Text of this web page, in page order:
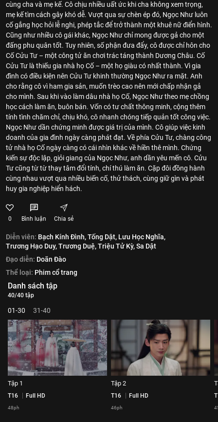
cùng cha và mẹ kế. Cô chịu nhiều uất ức khi cha không xem trọng,
mẹ kế tìm cách gây khó dễ. Vượt qua sự chèn ép đó, Ngọc Như luôn
cố gắng học hỏi lễ nghi, phép tắc để trở thành một khuê nữ điển hình.
Cũng như nhiều cô gái khác, Ngọc Như chỉ mong được gả cho một
đấng phu quân tốt. Tuy nhiên, số phận đưa đẩy, cô được chỉ hôn cho
Cố Cửu Tư – một công tử ăn chơi trác táng thành Dương Châu. Cố
Cửu Tư là thiếu gia nhà họ Cố – một họ giàu có nhất thành. Vì gia
đình có điều kiện nên Cửu Tư khinh thường Ngọc Như ra mặt. Anh
cho rằng cô vì ham gia sản, muốn trèo cao nên mới chấp nhận gả
cho mình. Sau khi vào làm dâu nhà họ Cố, Ngọc Như theo mẹ chồng
học cách làm ăn, buôn bán. Vốn có tư chất thông minh, cộng thêm
tính tình chăm chỉ, chịu khó, cô nhanh chóng tiếp quản tốt công việc.
Ngọc Như dần chứng minh được giá trị của mình. Cô giúp việc kinh
doanh của gia đình ngày càng phát đạt. Về phía Cửu Tư, chàng công
tử nhà họ Cố ngày càng có cái nhìn khác về hiền thê mình. Chứng
kiến sự độc lập, giỏi giang của Ngọc Như, anh dần yêu mến cô. Cửu
Tư cũng từ từ thay tâm đổi tính, chí thú làm ăn. Cặp đôi đồng hành
cùng nhau vượt qua nhiều biến cố, thử thách, cùng giữ gìn và phát
huy gia nghiệp hiển hách.
0 Bình luận Chia sẻ
Diễn viên: Bạch Kính Đình,Tống Dật, Lưu Học Nghĩa,
Trương Hạo Duy,Trương Duệ,Triệu Tử Kỳ,Sa Dật
Đạo diễn: Doãn Đào
Thể loại: Phim cổ trang
Danh sách tập
40/40 tập
01-30 31-40
Tập 1
T16 Full HD
48ph
Tập 2
T16 Full HD
46ph